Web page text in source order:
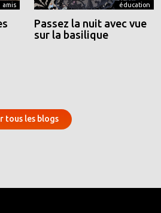
amis éducation
Passez la nuit avec vue
sur la basilique
tous les blogs